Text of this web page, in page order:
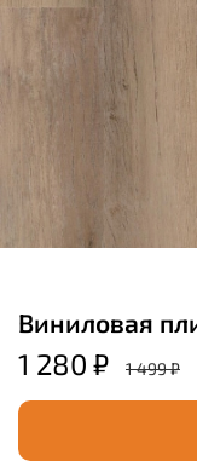
Виниловая
1 280 ₽ 1 499 ₽